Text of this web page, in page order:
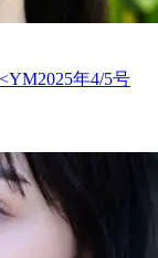
年4/5号